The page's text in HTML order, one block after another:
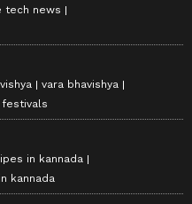
tech news
vara bhavishya
festivals
in kannada
kannada